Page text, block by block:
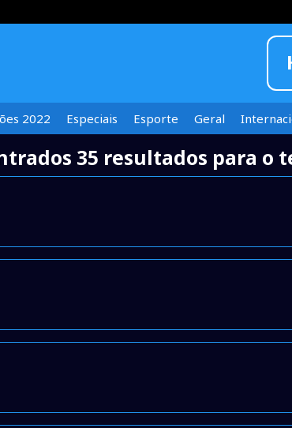
2022 Especiais Esporte Geral
35 resultados para o